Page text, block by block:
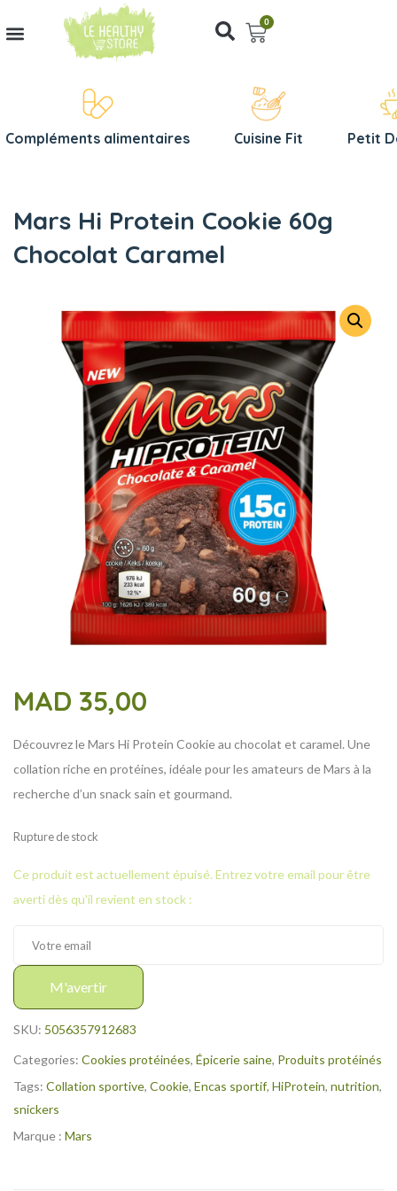
0
Compléments alimentaires Cuisine Fit Petit
Mars Hi Protein Cookie 60g
Chocolat Caramel
MAD 35,00
Découvrez le Mars Hi Protein Cookie au chocolat et caramel. Une
collation riche en protéines, idéale pour les amateurs de Mars à la
recherche d’un snack sain et gourmand.
Rupture de stock
Ce produit est actuellement épuisé. Entrez votre email pour être
averti dès qu'il revient en stock :
M'avertir
SKU: 5056357912683
Categories: Cookies protéinées, Épicerie saine, Produits protéinés
Tags: Collation sportive, Cookie, Encas sportif, HiProtein, nutrition,
snickers
Marque : Mars